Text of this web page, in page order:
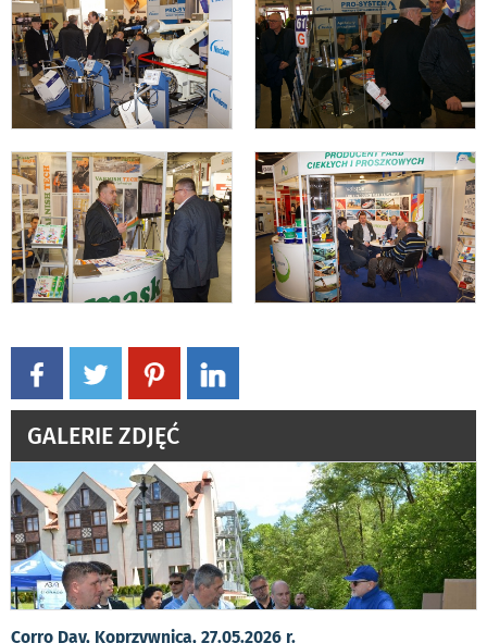
GALERIE ZDJĘĆ
Corro Day, Koprzywnica, 27.05.2026 r.